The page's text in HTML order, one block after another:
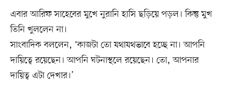
এবার আরিফ সাহেবের মুখে নুরানি হাসি ছড়িয়ে পড়ল। কিন্তু মুখ
তিনি খুললেন না।
সাংবাদিক বললেন, ‘কাজটা তো যথাযথভাবে হচ্ছে না। আপনি
দায়িত্বে রয়েছেন। আপনি ঘটনাস্থলে রয়েছেন। তো, আপনার
দায়িত্ব এটা দেখার।’